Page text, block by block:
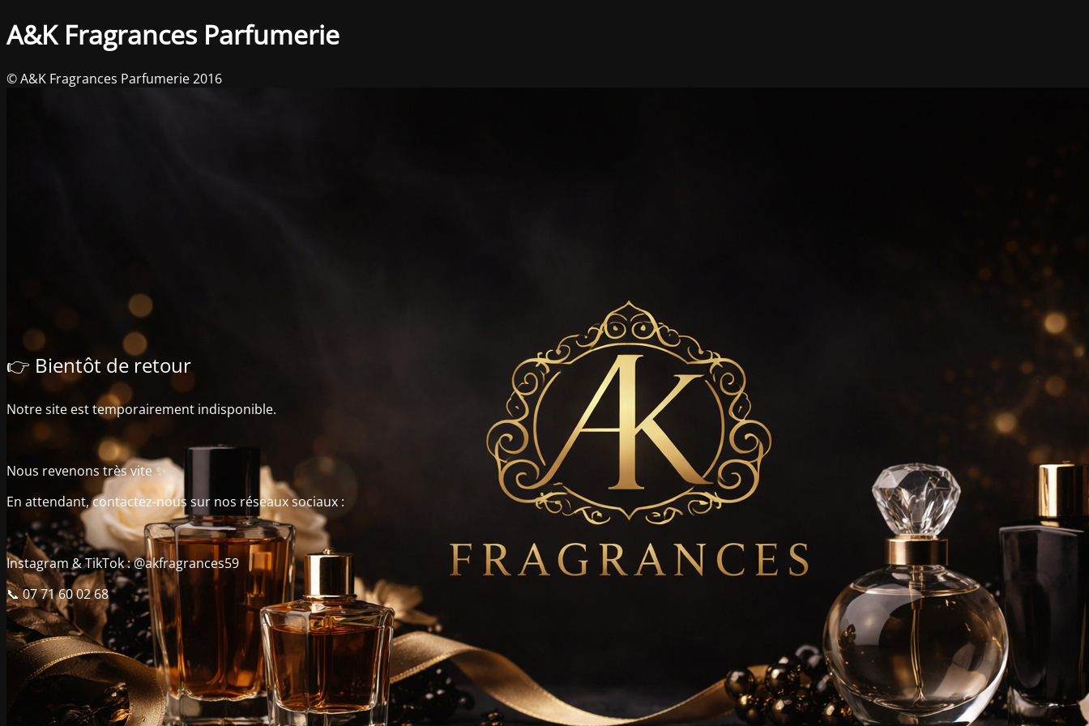
A&K Fragrances Parfumerie
👉 Bientôt de retour
Notre site est temporairement indisponible.
Nous revenons très vite ✨
En attendant, contactez-nous sur nos réseaux sociaux :
Instagram & TikTok : @akfragrances59
📞 07 71 60 02 68
© A&K Fragrances Parfumerie 2016